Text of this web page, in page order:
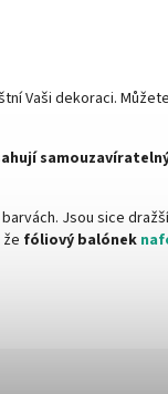
Vaši dekoraci.
Jsou sice
fóliový balónek